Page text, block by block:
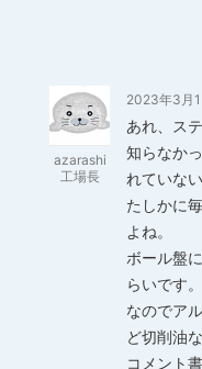
azarashi
工場長
2023年3月
あれ、ス
知らなか
れていな
たしかに
よね。
ボール盤
らいです。
なのでア
ど切削油
コメント